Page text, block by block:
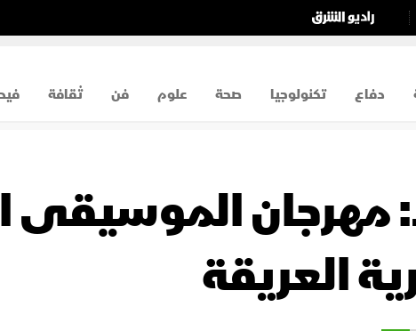
دفاع تكنولوجيا صحة علوم فن ثقافة
الموسيقى
العريقة